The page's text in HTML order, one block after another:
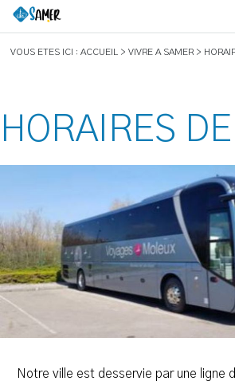
VOUS ETES ICI : ACCUEIL > VIVRE A SAMER >
HORAIRES
Notre ville est desservie par une ligne